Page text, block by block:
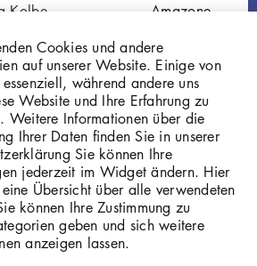
Kolbe
Bronze
0478_001
Amazone
Cookies und andere
auf unserer Website. Einige von
während andere uns
Website und Ihre Erfahrung zu
Weitere Informationen über die
Ihrer Daten finden Sie in unserer
Sie können Ihre
jederzeit im Widget ändern. Hier
Übersicht über alle verwendeten
können Ihre Zustimmung zu
geben und sich weitere
anzeigen lassen.